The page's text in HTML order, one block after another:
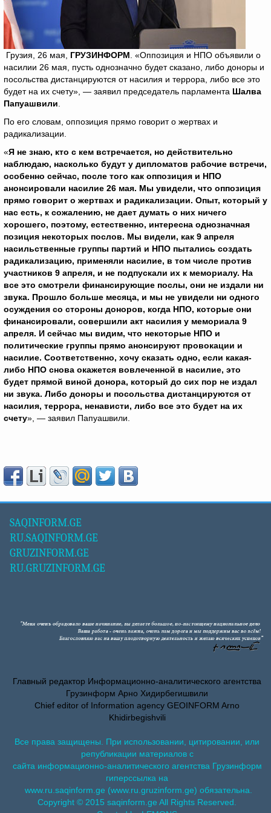
Грузия, 26 мая, ГРУЗИНФОРМ . «Оппозиция и НПО объявили о
насилии 26 мая, пусть однозначно будет сказано, либо доноры и
посольства дистанцируются от насилия и террора, либо все это
будет на их счету», — заявил председатель парламента Шалва
Папуашвили
По его словам, оппозиция прямо говорит о жертвах и
радикализации.
«Я не знаю, кто с кем встречается, но действительно
наблюдаю, насколько будут у дипломатов рабочие встречи,
особенно сейчас, после того как оппозиция и НПО
анонсировали насилие 26 мая. Мы увидели, что оппозиция
прямо говорит о жертвах и радикализации. Опыт, который у
нас есть, к сожалению, не дает думать о них ничего
хорошего, поэтому, естественно, интересна однозначная
позиция некоторых послов. Мы видели, как 9 апреля
насильственные группы партий и НПО пытались создать
радикализацию, применяли насилие, в том числе против
участников 9 апреля, и не подпускали их к мемориалу. На
все это смотрели финансирующие послы, они не издали ни
звука. Прошло больше месяца, и мы не увидели ни одного
осуждения со стороны доноров, когда НПО, которые они
финансировали, совершили акт насилия у мемориала 9
апреля. И сейчас мы видим, что некоторые НПО и
политические группы прямо анонсируют провокации и
насилие. Соответственно, хочу сказать одно, если какая-
либо НПО снова окажется вовлеченной в насилие, это
будет прямой виной донора, который до сих пор не издал
ни звука. Либо доноры и посольства дистанцируются от
насилия, террора, ненависти, либо все это будет на их
счету», — заявил Папуашвили.
SAQINFORM.GE
RU.SAQINFORM.GE
GRUZINFORM.GE
RU.GRUZINFORM.GE
Главный редактор Информационно-аналитического агентства
Грузинформ Арно Хидирбегишвили
Chief editor of Information agency GEOINFORM Arno
Khidirbegishvili
Все права защищены. При использовании, цитировании, или
републикации материалов с
сайта информационно-аналитического агентства Грузинформ
гиперссылка на
www.ru.saqinform.ge (www.ru.gruzinform.ge) обязательна.
Copyright © 2015 saqinform.ge All Rights Reserved.